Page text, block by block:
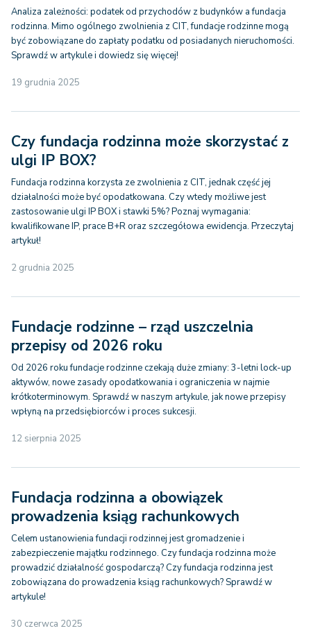
Analiza zależności: podatek od przychodów z budynków a fundacja
rodzinna. Mimo ogólnego zwolnienia z CIT, fundacje rodzinne mogą
być zobowiązane do zapłaty podatku od posiadanych nieruchomości.
Sprawdź w artykule i dowiedz się więcej!
19 grudnia 2025
Czy fundacja rodzinna może skorzystać z
ulgi IP BOX?
Fundacja rodzinna korzysta ze zwolnienia z CIT, jednak część jej
działalności może być opodatkowana. Czy wtedy możliwe jest
zastosowanie ulgi IP BOX i stawki 5%? Poznaj wymagania:
kwalifikowane IP, prace B+R oraz szczegółowa ewidencja. Przeczytaj
artykuł!
2 grudnia 2025
Fundacje rodzinne – rząd uszczelnia
przepisy od 2026 roku
Od 2026 roku fundacje rodzinne czekają duże zmiany: 3-letni lock-up
aktywów, nowe zasady opodatkowania i ograniczenia w najmie
krótkoterminowym. Sprawdź w naszym artykule, jak nowe przepisy
wpłyną na przedsiębiorców i proces sukcesji.
12 sierpnia 2025
Fundacja rodzinna a obowiązek
prowadzenia ksiąg rachunkowych
Celem ustanowienia fundacji rodzinnej jest gromadzenie i
zabezpieczenie majątku rodzinnego. Czy fundacja rodzinna może
prowadzić działalność gospodarczą? Czy fundacja rodzinna jest
zobowiązana do prowadzenia ksiąg rachunkowych? Sprawdź w
artykule!
30 czerwca 2025